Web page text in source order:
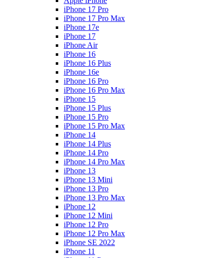
iPhone 17 Pro
iPhone 17 Pro Max
iPhone 17e
iPhone 17
iPhone Air
iPhone 16
iPhone 16 Plus
iPhone 16e
iPhone 16 Pro
iPhone 16 Pro Max
iPhone 15
iPhone 15 Plus
iPhone 15 Pro
iPhone 15 Pro Max
iPhone 14
iPhone 14 Plus
iPhone 14 Pro
iPhone 14 Pro Max
iPhone 13
iPhone 13 Mini
iPhone 13 Pro
iPhone 13 Pro Max
iPhone 12
iPhone 12 Mini
iPhone 12 Pro
iPhone 12 Pro Max
iPhone SE 2022
iPhone 11